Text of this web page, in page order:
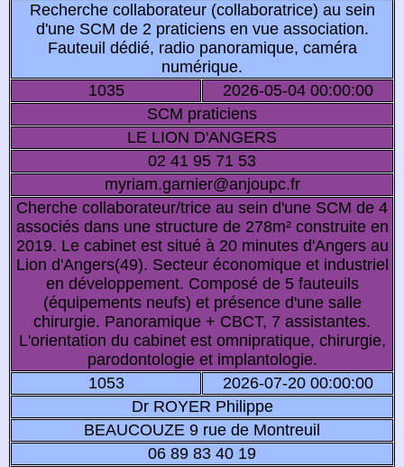
Recherche collaborateur (collaboratrice) au sein
d'une SCM de 2 praticiens en vue association.
Fauteuil dédié, radio panoramique, caméra
numérique.
1035
2026-05-04 00:00:00
SCM praticiens
LE LION D'ANGERS
02 41 95 71 53
myriam.garnier@anjoupc.fr
Cherche collaborateur/trice au sein d'une SCM de 4
associés dans une structure de 278m² construite en
2019. Le cabinet est situé à 20 minutes d'Angers au
Lion d'Angers(49). Secteur économique et industriel
en développement. Composé de 5 fauteuils
(équipements neufs) et présence d'une salle
chirurgie. Panoramique + CBCT, 7 assistantes.
L'orientation du cabinet est omnipratique, chirurgie,
parodontologie et implantologie.
1053
2026-07-20 00:00:00
Dr ROYER Philippe
BEAUCOUZE 9 rue de Montreuil
06 89 83 40 19